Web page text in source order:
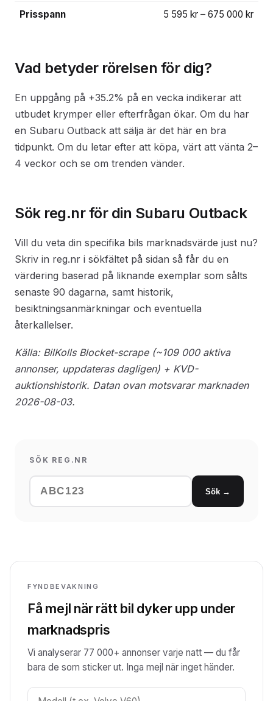
Prisspann 5 595 kr – 675 000 kr
Vad betyder rörelsen för dig?
En uppgång på +35.2% på en vecka indikerar att
utbudet krymper eller efterfrågan ökar. Om du har
en Subaru Outback att sälja är det här en bra
tidpunkt. Om du letar efter att köpa, värt att vänta 2–
4 veckor och se om trenden vänder.
Sök reg.nr för din Subaru Outback
Vill du veta din specifika bils marknadsvärde just nu?
Skriv in reg.nr i sökfältet på sidan så får du en
värdering baserad på liknande exemplar som sålts
senaste 90 dagarna, samt historik,
besiktningsanmärkningar och eventuella
återkallelser.
Källa: BilKolls Blocket-scrape (~109 000 aktiva
annonser, uppdateras dagligen) + KVD-
auktionshistorik. Datan ovan motsvarar marknaden
2026-08-03.
SÖK REG.NR
Sök →
FYNDBEVAKNING
Få mejl när rätt bil dyker upp under
marknadspris
Vi analyserar 77 000+ annonser varje natt — du får
bara de som sticker ut. Inga mejl när inget händer.